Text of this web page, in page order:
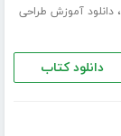
،دانلود آموزش طراحی
دانلود کتاب